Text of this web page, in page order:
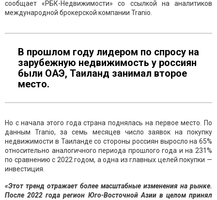
сообщает «РБК-Недвижимости» со ссылкой на аналитиков
международной брокерской компании Tranio.
В прошлом году лидером по спросу на
зарубежную недвижимость у россиян
были ОАЭ, Таиланд занимал второе
место.
Но с начала этого года страна поднялась на первое место. По
данным Tranio, за семь месяцев число заявок на покупку
недвижимости в Таиланде со стороны россиян выросло на 65%
относительно аналогичного периода прошлого года и на 231%
по сравнению с 2022 годом, а одна из главных целей покупки —
инвестиция.
«Этот тренд отражает более масштабные изменения на рынке.
После 2022 года регион Юго-Восточной Азии в целом принял